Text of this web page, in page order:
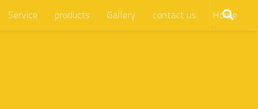
Home
contact us
Gallery
products
Service